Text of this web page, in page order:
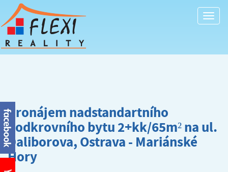
Pronájem nadstandartního
podkrovního bytu 2+kk/65m² na ul.
Daliborova, Ostrava - Mariánské
Hory